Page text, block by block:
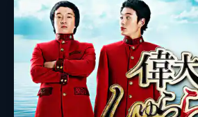
製作